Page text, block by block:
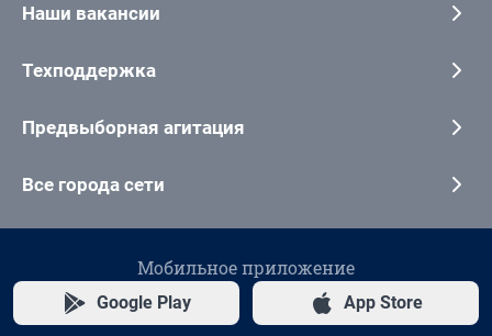
Наши вакансии
Техподдержка
Предвыборная агитация
Все города сети
Мобильное приложение
Google Play App Store